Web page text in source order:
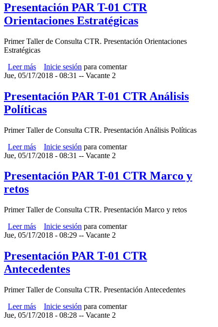
Presentación PAR T-01 CTR
Orientaciones Estratégicas
Primer Taller de Consulta CTR. Presentación Orientaciones
Estratégicas
Leer más sobre Presentación PAR T-01 CTR Orientaciones
Estratégicas
Inicie sesión para comentar
Jue, 05/17/2018 - 08:31 -- Vacante 2
Presentación PAR T-01 CTR Análisis
Políticas
Primer Taller de Consulta CTR. Presentación Análisis Políticas
Leer más sobre Presentación PAR T-01 CTR Análisis Políticas
Inicie sesión para comentar
Jue, 05/17/2018 - 08:31 -- Vacante 2
Presentación PAR T-01 CTR Marco y
retos
Primer Taller de Consulta CTR. Presentación Marco y retos
Leer más sobre Presentación PAR T-01 CTR Marco y retos
Inicie sesión para comentar
Jue, 05/17/2018 - 08:29 -- Vacante 2
Presentación PAR T-01 CTR
Antecedentes
Primer Taller de Consulta CTR. Presentación Antecedentes
Leer más sobre Presentación PAR T-01 CTR Antecedentes
Inicie sesión para comentar
Jue, 05/17/2018 - 08:28 -- Vacante 2